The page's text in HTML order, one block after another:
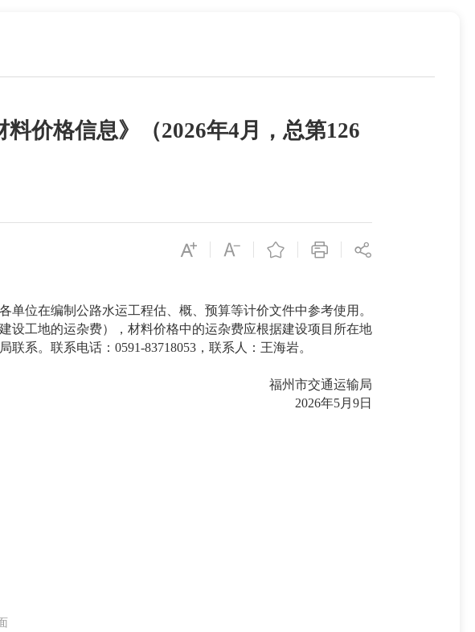
价格信息》（2026年4月，总第126
位在编制公路水运工程估、概、预算等计价文件中参考使用。
工地的运杂费），材料价格中的运杂费应根据建设项目所在地
系。联系电话：0591-83718053，联系人：王海岩。
福州市交通运输局
2026年5月9日